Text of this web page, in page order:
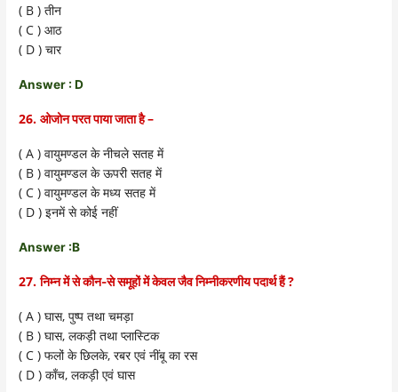
( B )तीन
( C )आठ
( D )चार
Answer : D
26.ओजोन परत पाया जाता है–
( A )वायुमण्डल के नीचले सतह में
( B )वायुमण्डल के ऊपरी सतह में
( C )वायुमण्डल के मध्य सतह में
( D )इनमें से कोई नहीं
Answer :B
27.निम्न में से कौन-से समूहों में केवल जैव निम्नीकरणीय पदार्थ हैं?
( A )घास,पुष्प तथा चमड़ा
( B )घास,लकड़ी तथा प्लास्टिक
( C )फलों के छिलके, रबरएवं नींबू का रस
( D )काँच,लकड़ी एवं घास